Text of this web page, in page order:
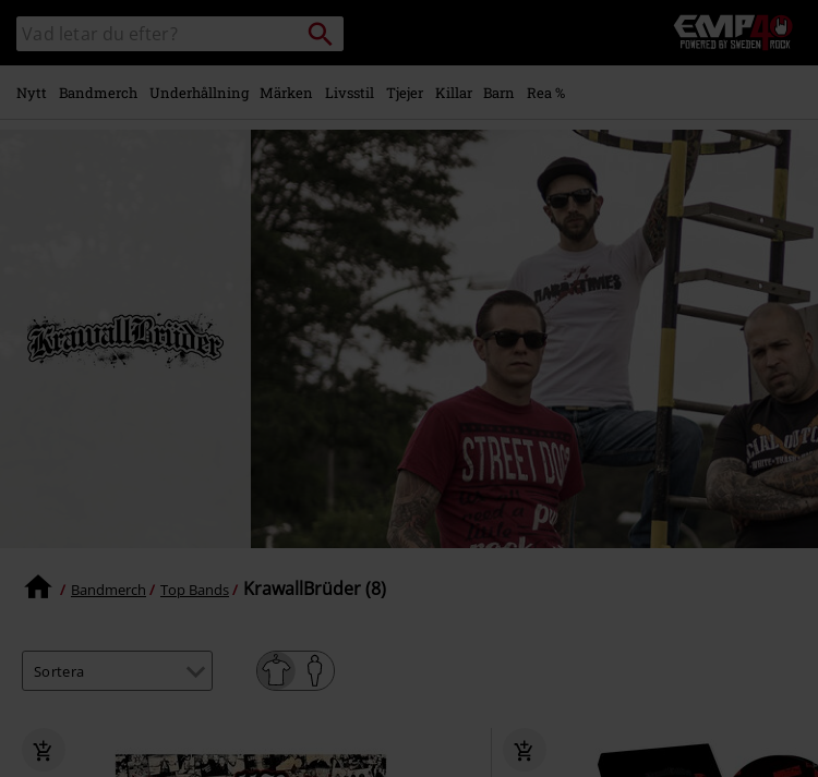
Gå till
huvudinnehåll
Sök
i
katalogen
Sök
EMP
-
Musik,
&
Spelmerch
Mode
Nytt Bandmerch Underhållning Märken Livsstil Tjejer Killar Barn Rea %
Bandmerch Top Bands KrawallBrüder (8)